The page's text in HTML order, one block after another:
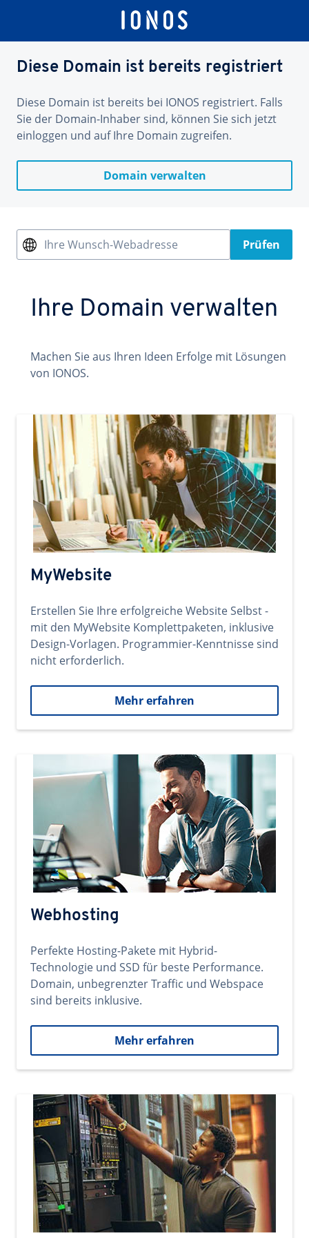
Diese Domain ist bereits registriert
Diese Domain ist bereits bei IONOS registriert. Falls
Sie der Domain-Inhaber sind, können Sie sich jetzt
einloggen und auf Ihre Domain zugreifen.
Domain verwalten
Ihre Wunsch-Webadresse Prüfen
Ihre Domain verwalten
Machen Sie aus Ihren Ideen Erfolge mit Lösungen
von IONOS.
MyWebsite
Erstellen Sie Ihre erfolgreiche Website Selbst -
mit den MyWebsite Komplettpaketen, inklusive
Design-Vorlagen. Programmier-Kenntnisse sind
nicht erforderlich.
Mehr erfahren
Webhosting
Perfekte Hosting-Pakete mit Hybrid-
Technologie und SSD für beste Performance.
Domain, unbegrenzter Traffic und Webspace
sind bereits inklusive.
Mehr erfahren